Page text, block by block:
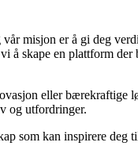
misjon er å gi deg
skape en plattform der
eller bærekraftige
og utfordringer.
som kan inspirere